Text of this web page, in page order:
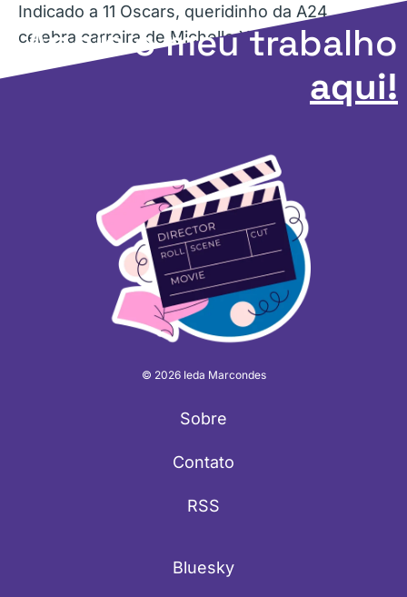
Indicado a 11 Oscars, queridinho da A24
celebra carreira de Michelle Yeoh.
Apoie o meu trabalho
aqui!
© 2026 Ieda Marcondes
Sobre
Contato
RSS
Bluesky